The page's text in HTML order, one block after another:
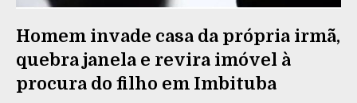
Homem invade casa da própria irmã,
quebra janela e revira imóvel à
procura do filho em Imbituba